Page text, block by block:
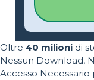
Oltre 40 milioni di
Nessun Download,
Accesso Necessario